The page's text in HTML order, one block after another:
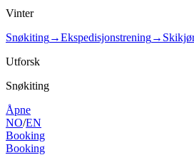
Vinter
Snøkiting→Ekspedisjonstrening→
Utforsk
Snøkiting
Åpne
NO/EN
Booking
Booking